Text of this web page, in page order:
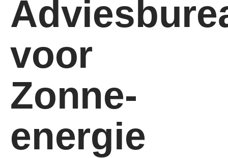
voor
Zonne-
energie